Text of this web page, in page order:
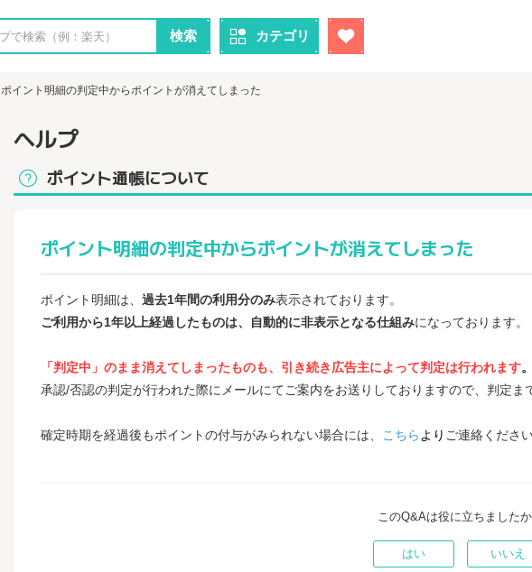
検索 カテゴリ
ポイント明細の判定中からポイントが消えてしまった
ヘルプ
ポイント通帳について
ポイント明細の判定中からポイントが消えてしまった
ポイント明細は、 過去1年間の利用分のみ表示されております。
ご利用から1年以上経過したものは、自動的に非表示となる仕組みになっております。
「判定中」のまま消えてしまったものも、引き続き広告主によって判定は行われます。
承認/否認の判定が行われた際にメールにてご案内をお送りしておりますので、判定ま
確定時期を経過後もポイントの付与がみられない場合には、 こちら より ご連絡くださ
このQ&Aは役に立ちましたか
はい いいえ